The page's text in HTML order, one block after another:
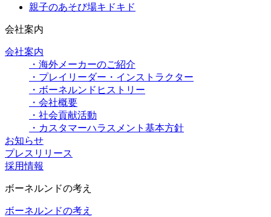
親子のあそび場キドキド
会社案内
会社案内
・海外メーカーのご紹介
・プレイリーダー・インストラクター
・ボーネルンドヒストリー
・会社概要
・社会貢献活動
・カスタマーハラスメント基本方針
お知らせ
プレスリリース
採用情報
ボーネルンドの考え
ボーネルンドの考え